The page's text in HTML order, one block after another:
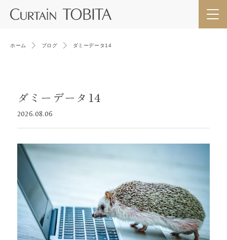
ホーム ブログ ダミーデータ14
ダミーデータ14
2026.08.06